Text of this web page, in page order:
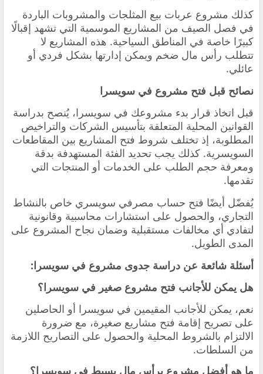
كذلك مشروع عربات بيع المثلجات والمشروبات الباردة
في فصل الصيف من المشاريع الموسمية التي تشهد إقبالًا
كبيرًا خاصة في المناطق السياحية. هذه المشاريع لا
تتطلب رأس مال ضخم ويمكن إدارتها بشكل فردي أو
عائلي.
نصائح قبل فتح مشروع في سويسرا
قبل اتخاذ قرار بدء مشروعك في سويسرا، يُنصح بدراسة
القوانين المحلية المتعلقة بتأسيس الشركات والتراخيص
المطلوبة، إذ تختلف شروط فتح المشاريع بين المقاطعات
السويسرية. كذلك يجب تحديد الفئة المستهدفة بدقة
ومعرفة حجم الطلب على الخدمات أو المنتجات التي
تقدمها.
يُفضّل أيضًا فتح حساب مصرفي سويسري خاص بالنشاط
التجاري، والحصول على استشارات محاسبية وقانونية
لتفادي أي مخالفات مستقبلية وضمان نجاح المشروع على
المدى الطويل.
أسئلة شائعة عن دراسة جدوى مشروع في سويسرا:
هل يمكن للأجانب فتح مشروع صغير في سويسرا؟
نعم، يمكن للأجانب المقيمين في سويسرا أو الحاصلين
على تصريح إقامة فتح مشاريع صغيرة، مع ضرورة
الالتزام بالشروط المحلية والحصول على التصاريح اللازمة
من السلطات.
ما هو أفضل مشروع برأس مال بسيط في سويسرا؟